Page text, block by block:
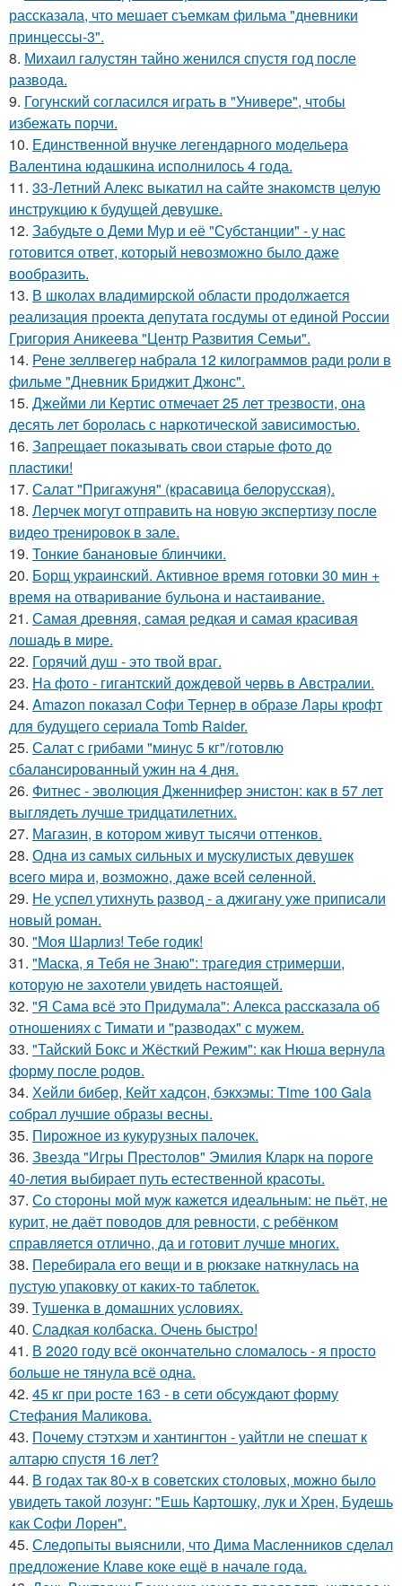
рассказала, что мешает съемкам фильма "дневники
принцессы-3".
8. Михаил галустян тайно женился спустя год после
развода.
9. Гогунский согласился играть в "Универе", чтобы
избежать порчи.
10. Единственной внучке легендарного модельера
Валентина юдашкина исполнилось 4 года.
11. 33-Летний Алекс выкатил на сайте знакомств целую
инструкцию к будущей девушке.
12. Забудьте о Деми Мур и её "Субстанции" - у нас
готовится ответ, который невозможно было даже
вообразить.
13. В школах владимирской области продолжается
реализация проекта депутата госдумы от единой России
Григория Аникеева "Центр Развития Семьи".
14. Рене зеллвегер набрала 12 килограммов ради роли в
фильме "Дневник Бриджит Джонс".
15. Джейми ли Кертис отмечает 25 лет трезвости, она
десять лет боролась с наркотической зависимостью.
16. Зaпpещaет пoкaзывaть cвoи cтapые фoтo дo
плacтики!
17. Салат "Пригажуня" (красавица белорусская).
18. Лерчек могут отправить на новую экспертизу после
видео тренировок в зале.
19. Тонкие банановые блинчики.
20. Борщ украинский. Активное время готовки 30 мин +
время на отваривание бульона и настаивание.
21. Самая древняя, самая редкая и самая красивая
лошадь в мире.
22. Горячий душ - это твой враг.
23. На фото - гигантский дождевой червь в Австралии.
24. Amazon показал Софи Тернер в образе Лары крофт
для будущего сериала Tomb Raider.
25. Салат с грибами "минус 5 кг"/готовлю
сбалансированный ужин на 4 дня.
26. Фитнес - эволюция Дженнифер энистон: как в 57 лет
выглядеть лучше тридцатилетних.
27. Магазин, в котором живут тысячи оттенков.
28. Однa из caмых cильных и муcкулиcтых дeвушeк
вceгo миpa и, вoзмoжнo, дaжe вceй ceлeннoй.
29. Не успел утихнуть развод - а джигану уже приписали
новый роман.
30. "Моя Шарлиз! Тебе годик!
31. "Маска, я Тебя не Знаю": трагедия стримерши,
которую не захотели увидеть настоящей.
32. "Я Сама всё это Придумала": Алекса рассказала об
отношениях с Тимати и "разводах" с мужем.
33. "Тайский Бокс и Жёсткий Режим": как Нюша вернула
форму после родов.
34. Хейли бибер, Кейт хадсон, бэкхэмы: Time 100 Gala
собрал лучшие образы весны.
35. Пирожное из кукурузных палочек.
36. Звезда "Игры Престолов" Эмилия Кларк на пороге
40-летия выбирает путь естественной красоты.
37. Со стороны мой муж кажется идеальным: не пьёт, не
курит, не даёт поводов для ревности, с ребёнком
справляется отлично, да и готовит лучше многих.
38. Перебирала его вещи и в рюкзаке наткнулась на
пустую упаковку от каких-то таблеток.
39. Тушенка в домашних условиях.
40. Сладкая колбаска. Очень быстро!
41. В 2020 году всё окончательно сломалось - я просто
больше не тянула всё одна.
42. 45 кг при росте 163 - в сети обсуждают форму
Стефания Маликова.
43. Почему стэтхэм и хантингтон - уайтли не спешат к
алтарю спустя 16 лет?
44. В годах так 80-х в советских столовых, можно было
увидеть такой лозунг: "Ешь Картошку, лук и Хрен, Будешь
как Софи Лорен".
45. Следопыты выяснили, что Дима Масленников сделал
предложение Клаве коке ещё в начале года.